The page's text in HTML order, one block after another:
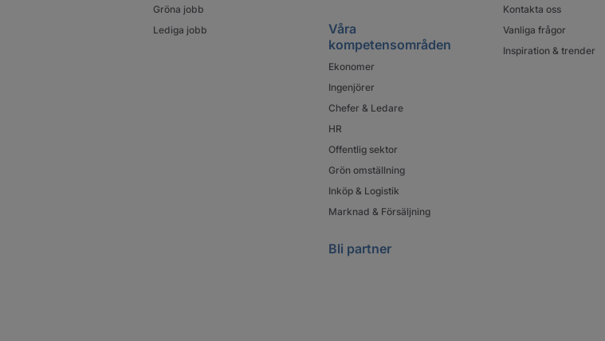
Gröna jobb
Lediga jobb
Våra
kompetensområden
Ekonomer
Ingenjörer
Chefer & Ledare
HR
Offentlig sektor
Grön omställning
Inköp & Logistik
Marknad & Försäljning
Bli partner
Kontakta oss
Vanliga frågor
Inspiration & trender